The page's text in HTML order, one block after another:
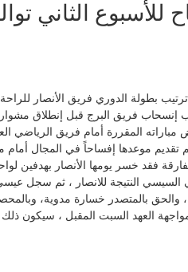
للأسبوع الثاني
بطولة الدوري فريق الأنصار للراحة
إنسحاب فريق البرج قبل إنطلاق
بعدما خاض مباراته المقررة أمام فريق
تقديم موعدها إفساحاً في المجال
فقد خسر يومها الأنصار بهدفين
السيسي النتيجة للانصار ، ثم سجل
والحق بالمتصدر خسارة مدوية،
العهد السبت المقبل ، سيكون